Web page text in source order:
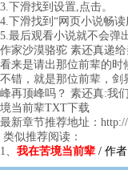
3.下滑找到设置,点击。
4.下滑找到“网页小说畅读
5.最后观看小说就不会弹
作家沙漠骆驼 素还真递给
看来是请出那位前辈的
不错，就是那位前辈，
峰再顶峰吗？ 素还真:我
境当前辈TXT下载
最新章节推荐地址：http://
类似推荐阅读：
1、 我在苦境当前辈 / 作者